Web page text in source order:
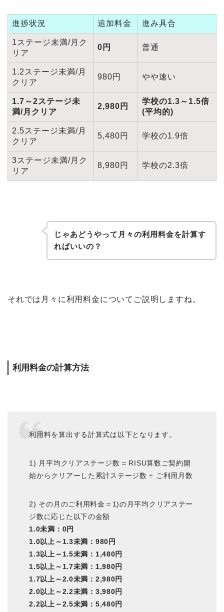
進捗状況 追加料金 進み具合
1ステージ未満/月ク
リア
0円 普通
1.2ステージ未満/月
クリア
980円 やや速い
1.7～2ステージ未
満/月クリア
2,980円
学校の1.3～1.5倍
(平均的)
2.5ステージ未満/月
クリア
5,480円 学校の1.9倍
3ステージ未満/月ク
リア
8,980円 学校の2.3倍
じゃあどうやって月々の利用料金を計算す
ればいいの？
それでは月々に利用料金についてご説明しますね。
利用料金の計算方法
利用料を算出する計算式は以下となります。
1) 月平均クリアステージ数 = RISU算数ご契約開
始からクリアーした累計ステージ数 ÷ ご利用月数
2) その月のご利用料金＝1)の月平均クリアステー
ジ数に応じた以下の金額
1.0未満：0円
1.0以上～1.3未満：980円
1.3以上～1.5未満：1,480円
1.5以上～1.7未満：1,980円
1.7以上～2.0未満：2,980円
2.0以上～2.2未満：3,980円
2.2以上～2.5未満：5,480円